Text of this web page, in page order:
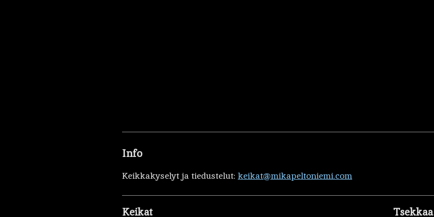
Info
Keikkakyselyt ja tiedustelut: keikat@mikapeltoniemi.com
Keikat